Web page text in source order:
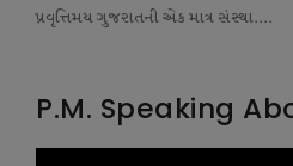
પ્રવૃત્તિમય ગુજરાતની એક માત્ર સંસ્થા....
P.M. Speaking